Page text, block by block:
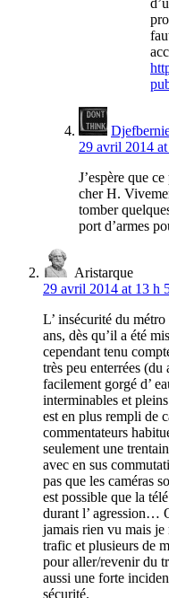
29 avril 2014
J’espère que
cher H.
tomber
port d’armes
Aristarque
29 avril 2014 at 13 h
L’ insécurité du
ans, dès qu’il a été
cependant tenu
très peu enterrées
facilement gorgé d’
interminables et
est en plus rempli de
commentateurs
seulement une
avec en sus
pas que les caméras
est possible que la
durant l’ agression…
jamais rien vu mais je
trafic et plusieurs de
pour aller/revenir du
aussi une forte
sécurité.